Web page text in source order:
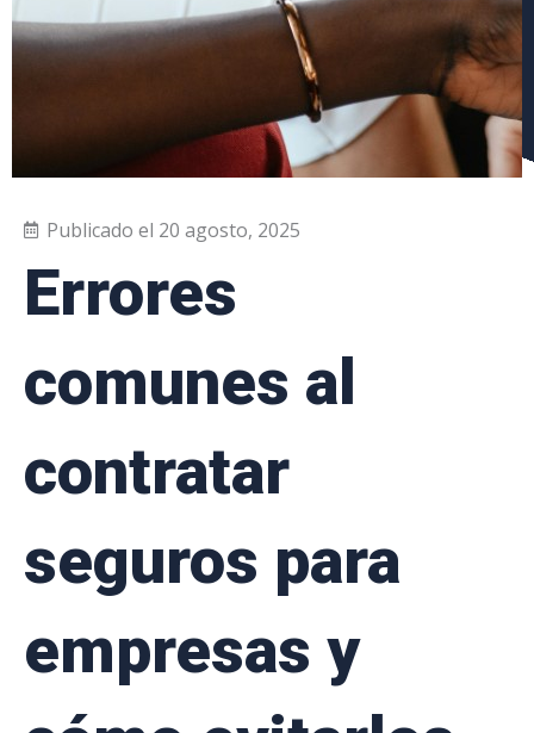
Publicado el 20 agosto, 2025
Errores
comunes al
contratar
seguros para
empresas y